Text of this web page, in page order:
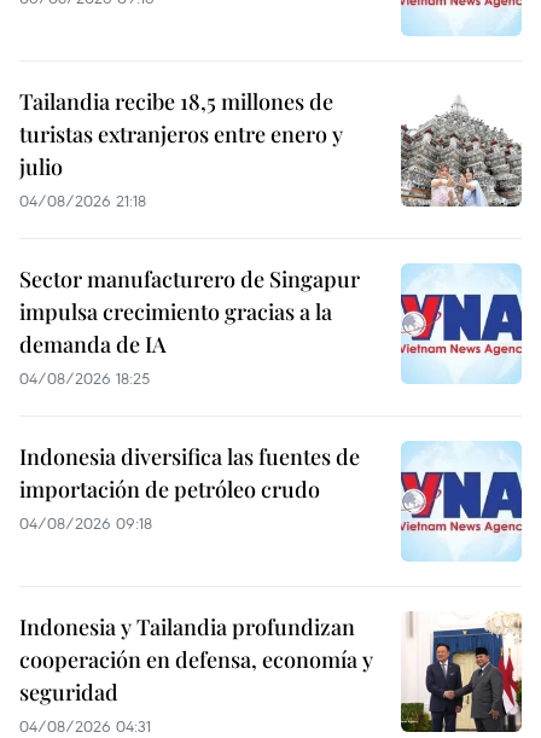
Tailandia recibe 18,5 millones de
turistas extranjeros entre enero y
julio
04/08/2026 21:18
Sector manufacturero de Singapur
impulsa crecimiento gracias a la
demanda de IA
04/08/2026 18:25
Indonesia diversifica las fuentes de
importación de petróleo crudo
04/08/2026 09:18
Indonesia y Tailandia profundizan
cooperación en defensa, economía y
seguridad
04/08/2026 04:31